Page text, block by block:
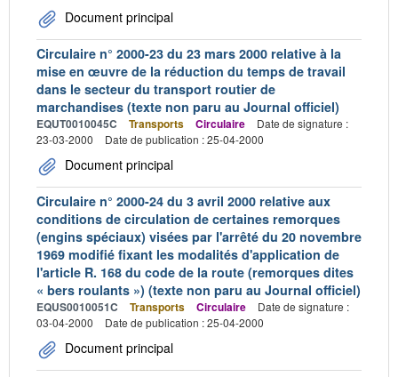
Document principal
Circulaire n° 2000-23 du 23 mars 2000 relative à la
mise en œuvre de la réduction du temps de travail
dans le secteur du transport routier de
marchandises (texte non paru au Journal officiel)
EQUT0010045C Transports Circulaire
Date de signature :
23-03-2000
Date de publication : 25-04-2000
Document principal
Circulaire n° 2000-24 du 3 avril 2000 relative aux
conditions de circulation de certaines remorques
(engins spéciaux) visées par l'arrêté du 20 novembre
1969 modifié fixant les modalités d'application de
l'article R. 168 du code de la route (remorques dites
« bers roulants ») (texte non paru au Journal officiel)
EQUS0010051C Transports Circulaire
Date de signature :
03-04-2000
Date de publication : 25-04-2000
Document principal